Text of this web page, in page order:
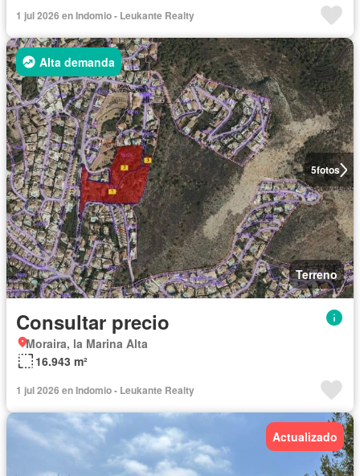
1 jul 2026 en Indomio - Leukante Realty
5fotos
Alta demanda
Terreno
Consultar precio
Moraira, la Marina Alta
16.943 m²
1 jul 2026 en Indomio - Leukante Realty
Actualizado